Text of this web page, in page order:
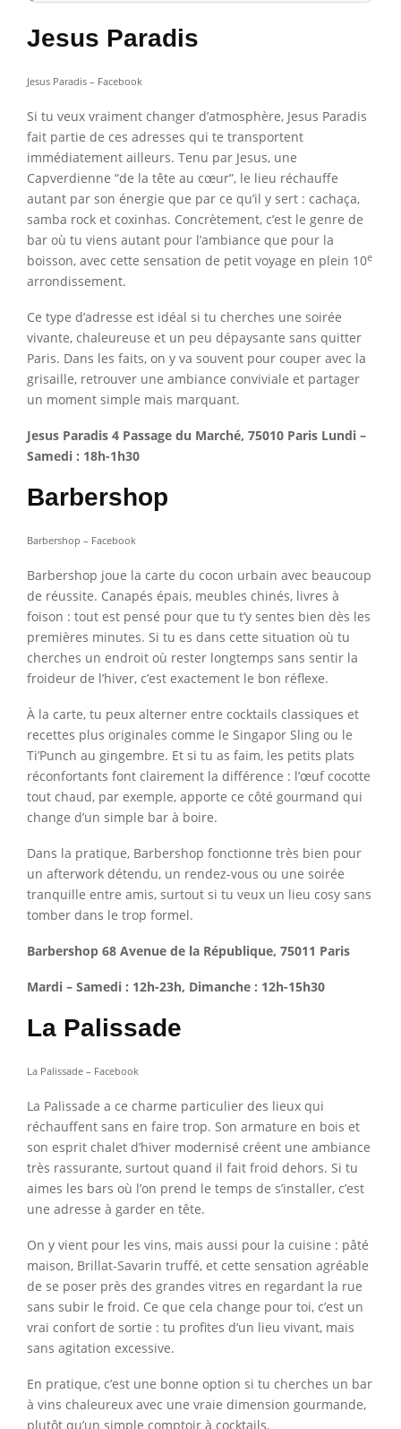
Jesus Paradis
Jesus Paradis – Facebook
Si tu veux vraiment changer d’atmosphère, Jesus Paradis
fait partie de ces adresses qui te transportent
immédiatement ailleurs. Tenu par Jesus, une
Capverdienne “de la tête au cœur”, le lieu réchauffe
autant par son énergie que par ce qu’il y sert : cachaça,
samba rock et coxinhas. Concrètement, c’est le genre de
bar où tu viens autant pour l’ambiance que pour la
boisson, avec cette sensation de petit voyage en plein 10e
arrondissement.
Ce type d’adresse est idéal si tu cherches une soirée
vivante, chaleureuse et un peu dépaysante sans quitter
Paris. Dans les faits, on y va souvent pour couper avec la
grisaille, retrouver une ambiance conviviale et partager
un moment simple mais marquant.
Jesus Paradis 4 Passage du Marché, 75010 Paris Lundi –
Samedi : 18h-1h30
Barbershop
Barbershop – Facebook
Barbershop joue la carte du cocon urbain avec beaucoup
de réussite. Canapés épais, meubles chinés, livres à
foison : tout est pensé pour que tu t’y sentes bien dès les
premières minutes. Si tu es dans cette situation où tu
cherches un endroit où rester longtemps sans sentir la
froideur de l’hiver, c’est exactement le bon réflexe.
À la carte, tu peux alterner entre cocktails classiques et
recettes plus originales comme le Singapor Sling ou le
Ti’Punch au gingembre. Et si tu as faim, les petits plats
réconfortants font clairement la différence : l’œuf cocotte
tout chaud, par exemple, apporte ce côté gourmand qui
change d’un simple bar à boire.
Dans la pratique, Barbershop fonctionne très bien pour
un afterwork détendu, un rendez-vous ou une soirée
tranquille entre amis, surtout si tu veux un lieu cosy sans
tomber dans le trop formel.
Barbershop 68 Avenue de la République, 75011 Paris
Mardi – Samedi : 12h-23h, Dimanche : 12h-15h30
La Palissade
La Palissade – Facebook
La Palissade a ce charme particulier des lieux qui
réchauffent sans en faire trop. Son armature en bois et
son esprit chalet d’hiver modernisé créent une ambiance
très rassurante, surtout quand il fait froid dehors. Si tu
aimes les bars où l’on prend le temps de s’installer, c’est
une adresse à garder en tête.
On y vient pour les vins, mais aussi pour la cuisine : pâté
maison, Brillat-Savarin truffé, et cette sensation agréable
de se poser près des grandes vitres en regardant la rue
sans subir le froid. Ce que cela change pour toi, c’est un
vrai confort de sortie : tu profites d’un lieu vivant, mais
sans agitation excessive.
En pratique, c’est une bonne option si tu cherches un bar
à vins chaleureux avec une vraie dimension gourmande,
plutôt qu’un simple comptoir à cocktails.